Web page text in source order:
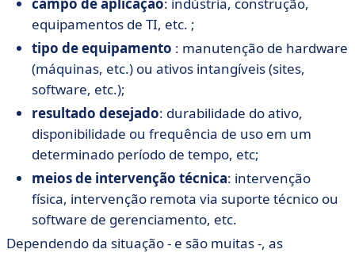
equipamentos de TI, etc. ;
tipo de equipamento : manutenção de hardware
(máquinas, etc.) ou ativos intangíveis (sites,
software, etc.);
resultado desejado: durabilidade do ativo,
disponibilidade ou frequência de uso em um
determinado período de tempo, etc;
meios de intervenção técnica: intervenção
física, intervenção remota via suporte técnico ou
software de gerenciamento, etc.
Dependendo da situação - e são muitas -, as